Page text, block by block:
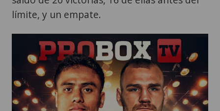
límite, y un empate.